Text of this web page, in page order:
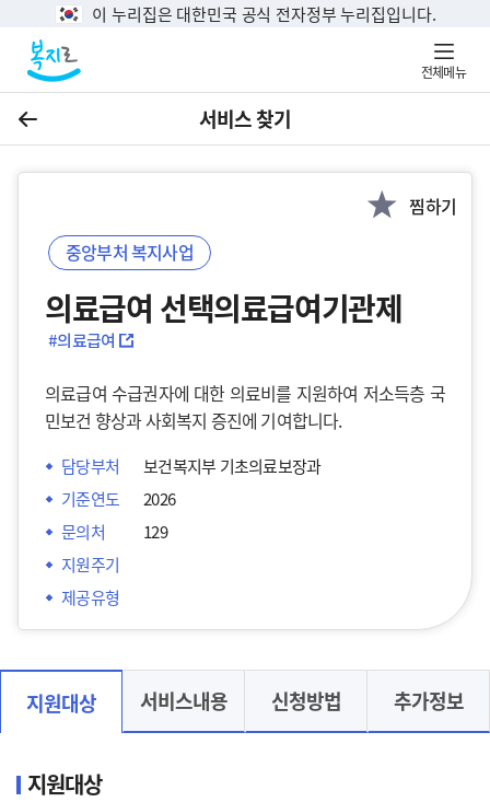
이 누리집은 대한민국 공식 전자정부 누리집입니다.
전체메뉴
이전 서비스 찾기
찜하기
중앙부처 복지사업
의료급여 선택의료급여기관제
#의료급여
의료급여 수급권자에 대한 의료비를 지원하여 저소득층 국
민보건 향상과 사회복지 증진에 기여합니다.
담당부처
보건복지부 기초의료보장과
기준연도
2026
문의처
129
지원주기
제공유형
지원대상 서비스내용 신청방법 추가정보
지원대상